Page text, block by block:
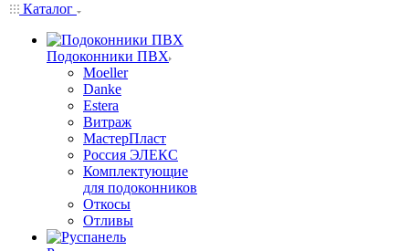
Каталог
Подоконники ПВХ
Moeller
Danke
Estera
Витраж
МастерПласт
Россия ЭЛЕКС
Комплектующие
для подоконников
Откосы
Отливы